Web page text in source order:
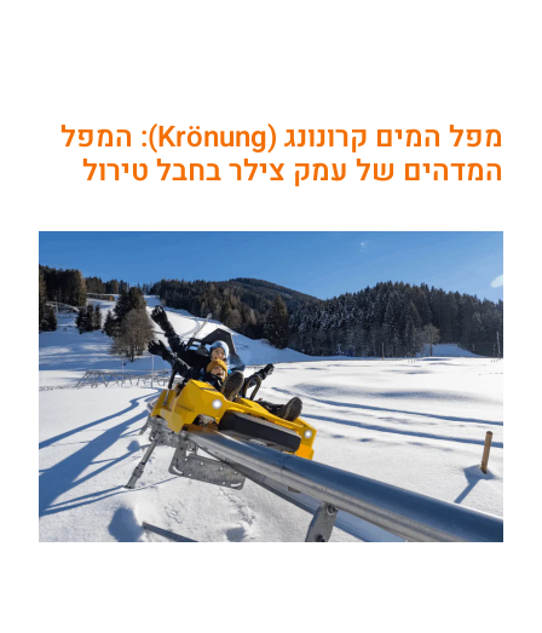
מפל המים קרונונג (Krönung): המפל
המדהים של עמק צילר בחבל טירול